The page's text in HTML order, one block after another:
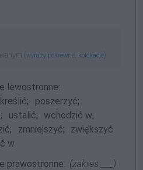
( wyrazy pokrewne kolokacje
lewostronne:
poszerzyć;
ustalić; wchodzić w;
zmniejszyć;
zwiększyć
w
prawostronne: (zakres ___)